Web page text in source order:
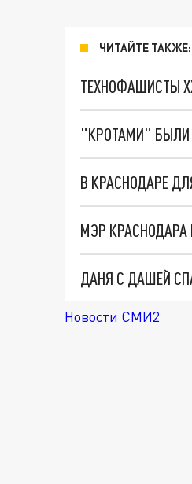
ЧИТАЙТЕ ТАКЖЕ:
ТЕХНОФАШИСТЫ
"КРОТАМИ" БЫЛИ
ДАНЯ С ДАШЕЙ
Новости СМИ2